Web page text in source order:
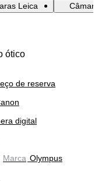
Leica
ótico
de reserva
digital
Marca Olympus